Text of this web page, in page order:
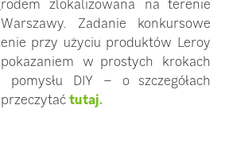
zlokalizowana na terenie
Zadanie konkursowe
przy użyciu produktów Leroy
w prostych krokach
pomysłu DIY – o szczegółach
tutaj.